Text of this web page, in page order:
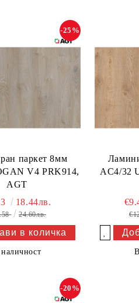
паркет 8мм
V4 PRK914,
AGT
-25%
18.44лв.
24.60лв.
AC4/32
-20%